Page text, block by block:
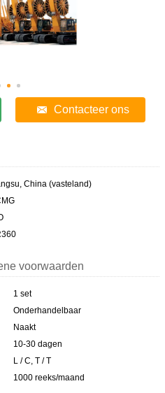
Contacteer ons
China (vasteland)
voorwaarden
1 set
Onderhandelbaar
Naakt
10-30 dagen
L / C, T / T
1000 reeks/maand